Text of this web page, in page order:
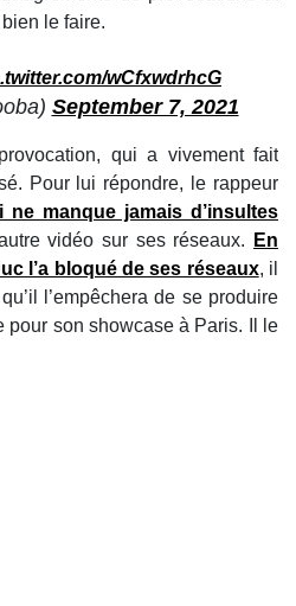
le faire.
wCfxwdrhcG
September 7, 2021
qui a vivement fait
Pour lui répondre, le rappeur
ne manque jamais d’insultes
vidéo sur ses réseaux.
En
l’a bloqué de ses réseaux, il
l’empêchera de se produire
pour son showcase à Paris. Il le